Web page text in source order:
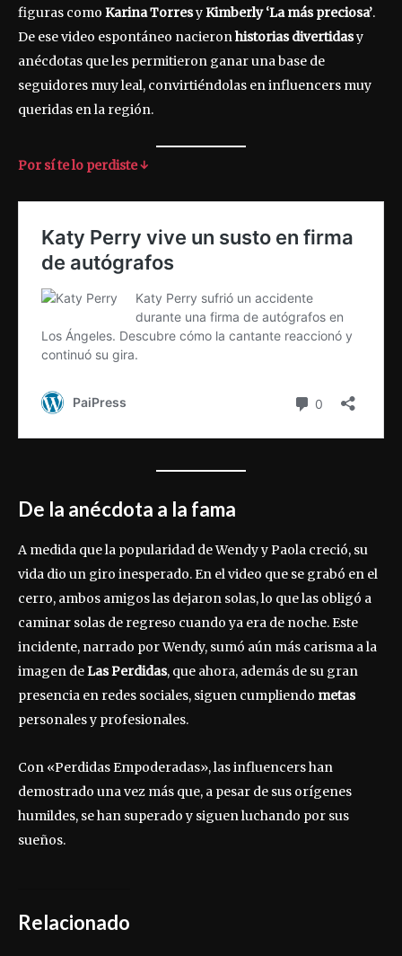
figuras como Karina TorresyKimberly ‘La más preciosa’.
De ese video espontáneo nacieronhistorias divertidasy
anécdotas que les permitieron ganar una base de
seguidores muy leal, convirtiéndolas en influencers muy
queridas en la región.
Por sí te lo perdiste ↓
De la anécdota a la fama
A medida que la popularidad de Wendy y Paola creció, su
vida dio un giro inesperado. En el video que se grabó en el
cerro, ambos amigos las dejaron solas, lo que las obligó a
caminar solas de regreso cuando ya era de noche. Este
incidente, narrado por Wendy, sumó aún más carisma a la
imagen deLas Perdidas, que ahora, además de su gran
presencia en redes sociales, siguen cumpliendo metas
personales y profesionales.
Con «Perdidas Empoderadas», las influencers han
demostrado una vez más que, a pesar de sus orígenes
humildes, se han superado y siguen luchando por sus
sueños.
Relacionado